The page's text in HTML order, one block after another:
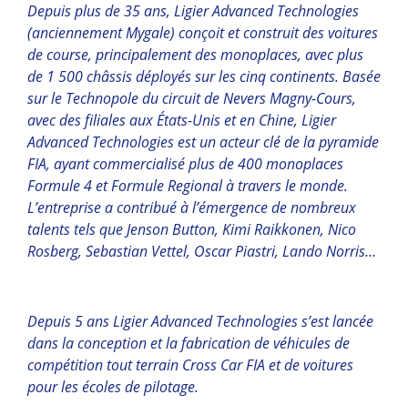
Depuis plus de 35 ans, Ligier Advanced Technologies
(anciennement Mygale) conçoit et construit des voitures
de course, principalement des monoplaces, avec plus
de 1 500 châssis déployés sur les cinq continents. Basée
sur le Technopole du circuit de Nevers Magny-Cours,
avec des filiales aux États-Unis et en Chine, Ligier
Advanced Technologies est un acteur clé de la pyramide
FIA, ayant commercialisé plus de 400 monoplaces
Formule 4 et Formule Regional à travers le monde.
L’entreprise a contribué à l’émergence de nombreux
talents tels que Jenson Button, Kimi Raikkonen, Nico
Rosberg, Sebastian Vettel, Oscar Piastri, Lando Norris…
Depuis 5 ans Ligier Advanced Technologies s’est lancée
dans la conception et la fabrication de véhicules de
compétition tout terrain Cross Car FIA et de voitures
pour les écoles de pilotage.